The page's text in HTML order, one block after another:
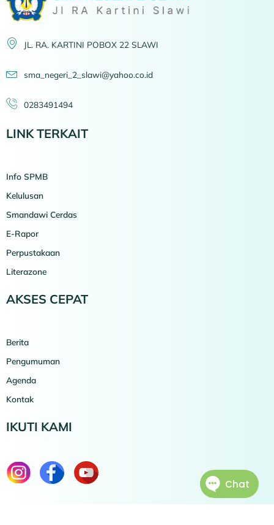
JL. RA. KARTINI POBOX 22 SLAWI
sma_negeri_2_slawi@yahoo.co.id
0283491494
LINK TERKAIT
Info SPMB
Kelulusan
Smandawi Cerdas
E-Rapor
Perpustakaan
Literazone
AKSES CEPAT
Berita
Pengumuman
Agenda
Kontak
IKUTI KAMI